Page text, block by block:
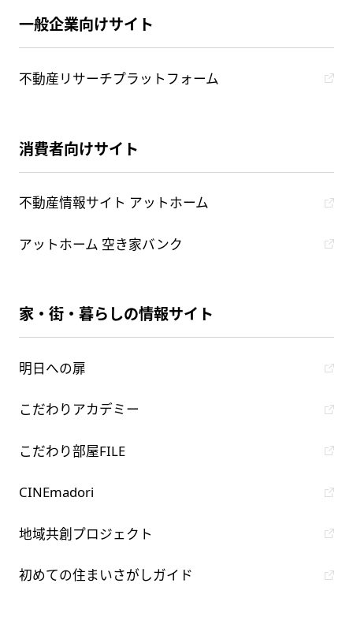
一般企業向けサイト
不動産リサーチプラットフォーム
消費者向けサイト
不動産情報サイト アットホーム
アットホーム 空き家バンク
家・街・暮らしの情報サイト
明日への扉
こだわりアカデミー
こだわり部屋FILE
CINEmadori
地域共創プロジェクト
初めての住まいさがしガイド